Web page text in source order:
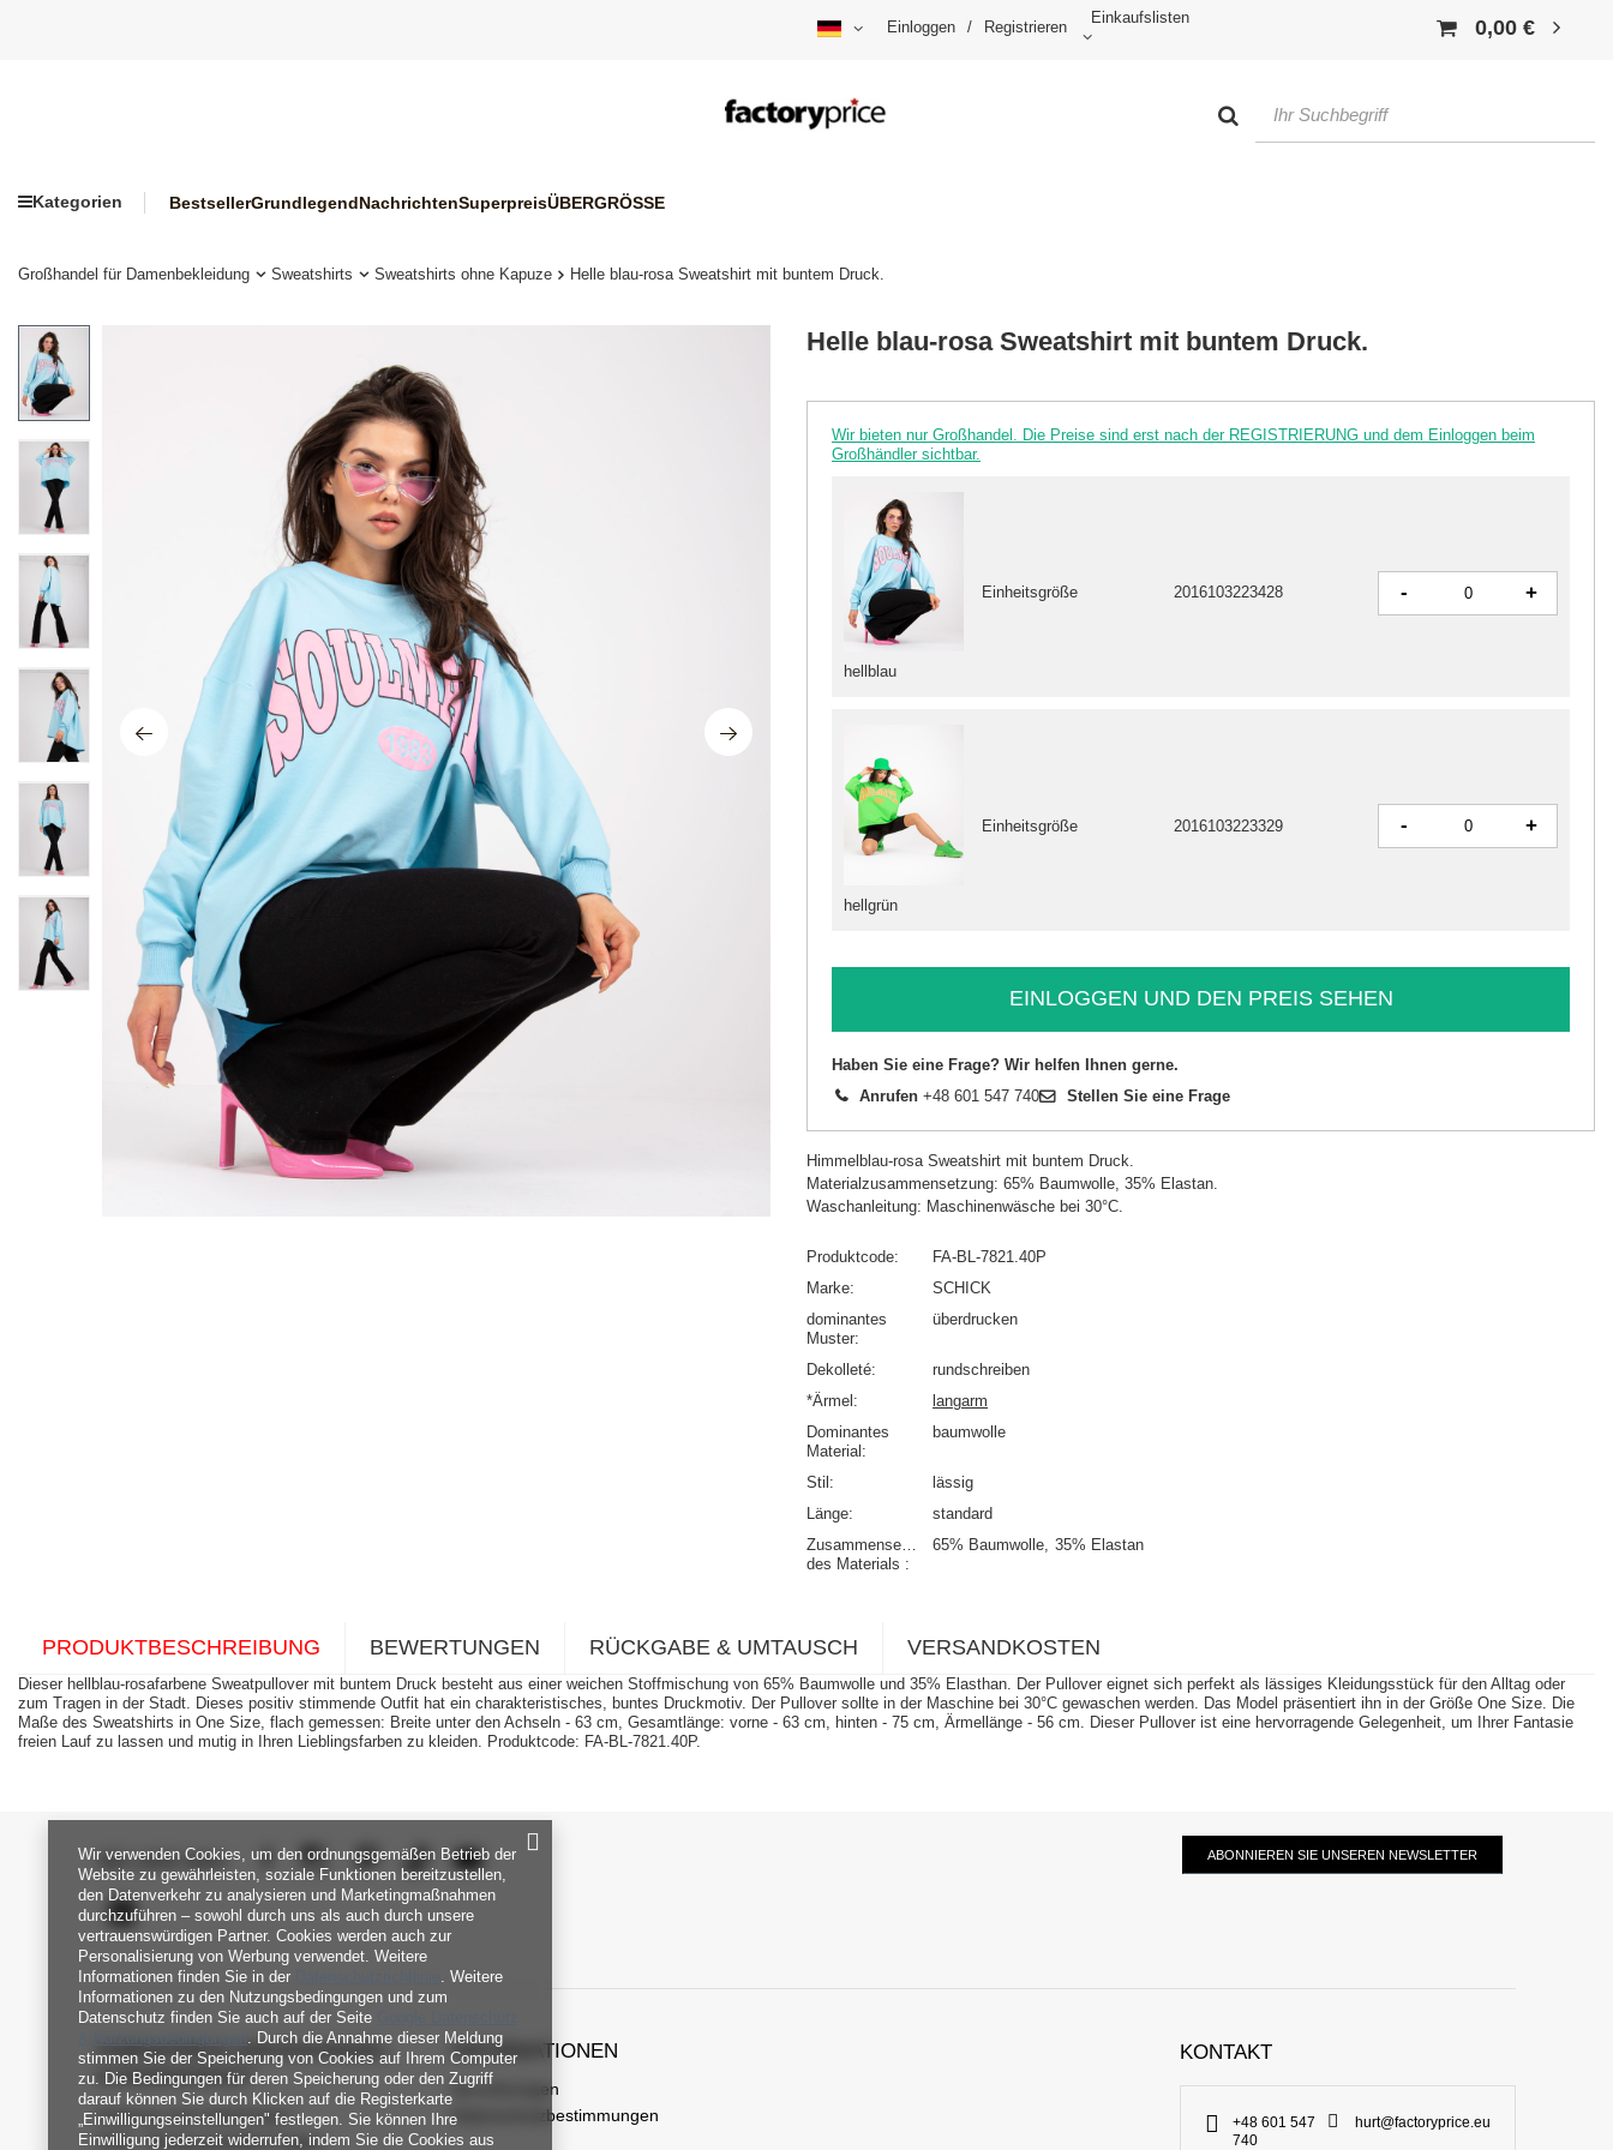
Einloggen / Registrieren
Einkaufslisten 0,00 €
Kategorien BestsellerGrundlegendNachrichtenSuperpreisÜBERGRÖSSE
Großhandel für Damenbekleidung Sweatshirts Sweatshirts ohne Kapuze Helle blau-rosa Sweatshirt mit buntem Druck.
Helle blau-rosa Sweatshirt mit buntem Druck.
Wir bieten nur Großhandel. Die Preise sind erst nach der REGISTRIERUNG und dem Einloggen beim
Großhändler sichtbar.
hellblau
Einheitsgröße 2016103223428 - +
hellgrün
Einheitsgröße 2016103223329 - +
EINLOGGEN UND DEN PREIS SEHEN
Haben Sie eine Frage? Wir helfen Ihnen gerne.
Anrufen +48 601 547 740 Stellen Sie eine Frage
Himmelblau-rosa Sweatshirt mit buntem Druck.
Materialzusammensetzung: 65% Baumwolle, 35% Elastan.
Waschanleitung: Maschinenwäsche bei 30°C.
Produktcode
FA-BL-7821.40P
Marke
SCHICK
dominantes
Muster
überdrucken
Dekolleté
rundschreiben
*Ärmel
langarm
Dominantes
Material
baumwolle
Stil
lässig
Länge
standard
Zusammensetzung
des Materials
65% Baumwolle 35% Elastan
PRODUKTBESCHREIBUNG BEWERTUNGEN RÜCKGABE & UMTAUSCH VERSANDKOSTEN
Dieser hellblau-rosafarbene Sweatpullover mit buntem Druck besteht aus einer weichen Stoffmischung von 65% Baumwolle und 35% Elasthan. Der Pullover eignet sich perfekt als lässiges Kleidungsstück für den Alltag oder
zum Tragen in der Stadt. Dieses positiv stimmende Outfit hat ein charakteristisches, buntes Druckmotiv. Der Pullover sollte in der Maschine bei 30°C gewaschen werden. Das Model präsentiert ihn in der Größe One Size. Die
Maße des Sweatshirts in One Size, flach gemessen: Breite unter den Achseln - 63 cm, Gesamtlänge: vorne - 63 cm, hinten - 75 cm, Ärmellänge - 56 cm. Dieser Pullover ist eine hervorragende Gelegenheit, um Ihrer Fantasie
freien Lauf zu lassen und mutig in Ihren Lieblingsfarben zu kleiden. Produktcode: FA-BL-7821.40P.
SEI UNS NAH ABONNIEREN SIE UNSEREN NEWSLETTER
FABRIKPREIS-GROSSHANDEL-K
UNDENDIENST
Zahlung und Lieferkosten
FAQ - Häufig gestellte Fragen
INFORMATIONEN
Verordnungen
Datenschutzbestimmungen
KONTAKT
+48 601 547
740
hurt@factoryprice.eu
Wir verwenden Cookies, um den ordnungsgemäßen Betrieb der
Website zu gewährleisten, soziale Funktionen bereitzustellen,
den Datenverkehr zu analysieren und Marketingmaßnahmen
durchzuführen – sowohl durch uns als auch durch unsere
vertrauenswürdigen Partner. Cookies werden auch zur
Personalisierung von Werbung verwendet. Weitere
Informationen finden Sie in der
. Weitere
Informationen zu den Nutzungsbedingungen und zum
Datenschutz finden Sie auch auf der Seite
& Nutzungsbedingungen . Durch die Annahme dieser Meldung
stimmen Sie der Speicherung von Cookies auf Ihrem Computer
zu. Die Bedingungen für deren Speicherung oder den Zugriff
darauf können Sie durch Klicken auf die Registerkarte
„Einwilligungseinstellungen" festlegen. Sie können Ihre
Einwilligung jederzeit widerrufen, indem Sie die Cookies aus